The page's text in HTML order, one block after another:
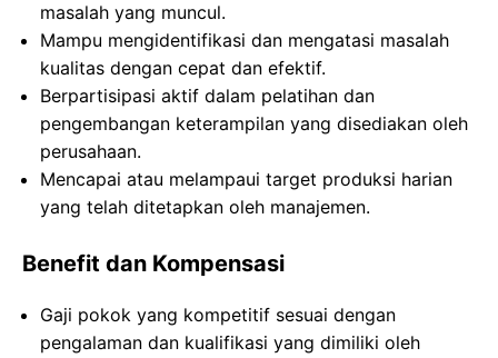
masalah yang muncul.
Mampu mengidentifikasi dan mengatasi masalah
kualitas dengan cepat dan efektif.
Berpartisipasi aktif dalam pelatihan dan
pengembangan keterampilan yang disediakan oleh
perusahaan.
Mencapai atau melampaui target produksi harian
yang telah ditetapkan oleh manajemen.
Benefit dan Kompensasi
Gaji pokok yang kompetitif sesuai dengan
pengalaman dan kualifikasi yang dimiliki oleh